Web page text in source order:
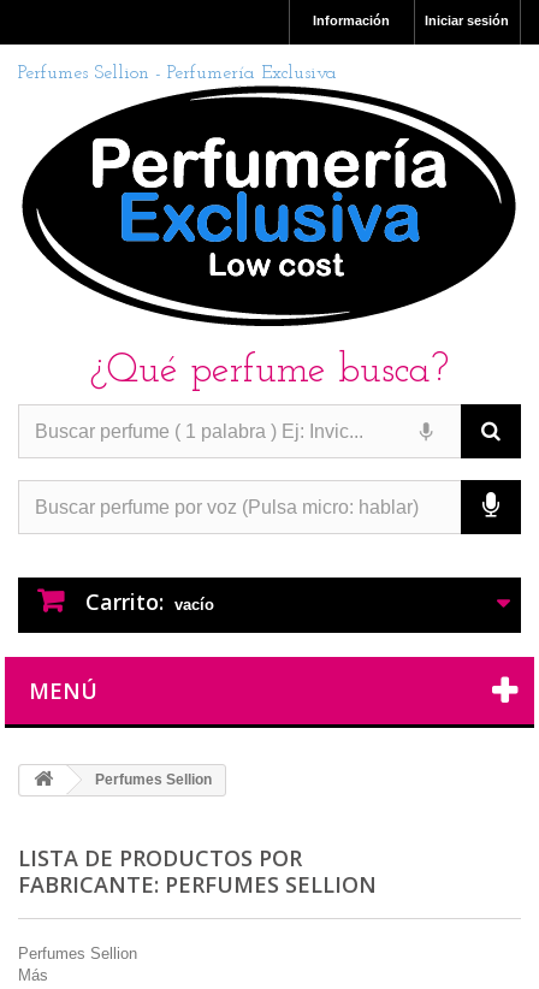
Iniciar sesión
Información
Perfumes Sellion - Perfumería Exclusiva
¿Qué perfume busca?
Carrito: vacío
MENÚ
Perfumes Sellion
LISTA DE PRODUCTOS POR
FABRICANTE: PERFUMES SELLION
Perfumes Sellion
Más